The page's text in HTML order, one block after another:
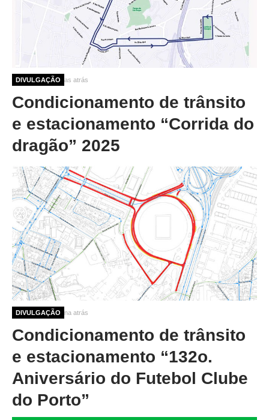
DIVULGAÇÃO
9 meses 2 semanas atrás
Condicionamento de trânsito
e estacionamento “Corrida do
dragão” 2025
DIVULGAÇÃO
10 meses 1 semana atrás
Condicionamento de trânsito
e estacionamento “132o.
Aniversário do Futebol Clube
do Porto”